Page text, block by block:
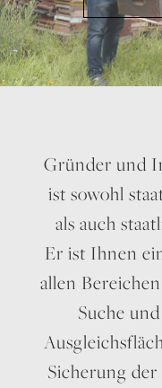
Gründer und
ist sowohl
als auch
Er ist Ihnen
allen
Suche
Sicherung